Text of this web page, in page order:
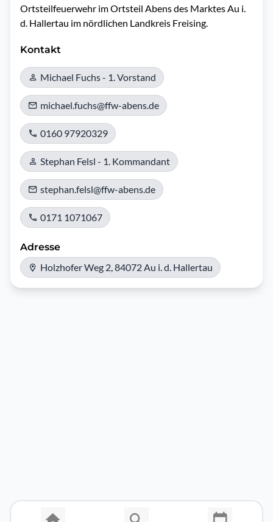
Ortsteilfeuerwehr im Ortsteil Abens des Marktes Au i.
d. Hallertau im nördlichen Landkreis Freising.
Kontakt
Michael Fuchs - 1. Vorstand
michael.fuchs@ffw-abens.de
0160 97920329
Stephan Felsl - 1. Kommandant
stephan.felsl@ffw-abens.de
0171 1071067
Adresse
Holzhofer Weg 2, 84072 Au i. d. Hallertau